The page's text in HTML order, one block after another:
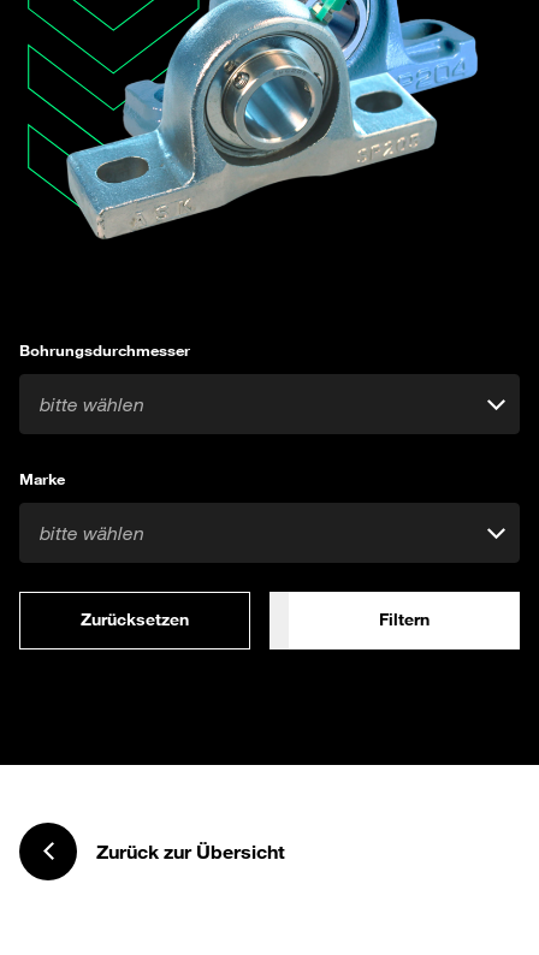
Bohrungsdurchmesser
bitte wählen
Marke
bitte wählen
Zurücksetzen Filtern
Zurück zur Übersicht